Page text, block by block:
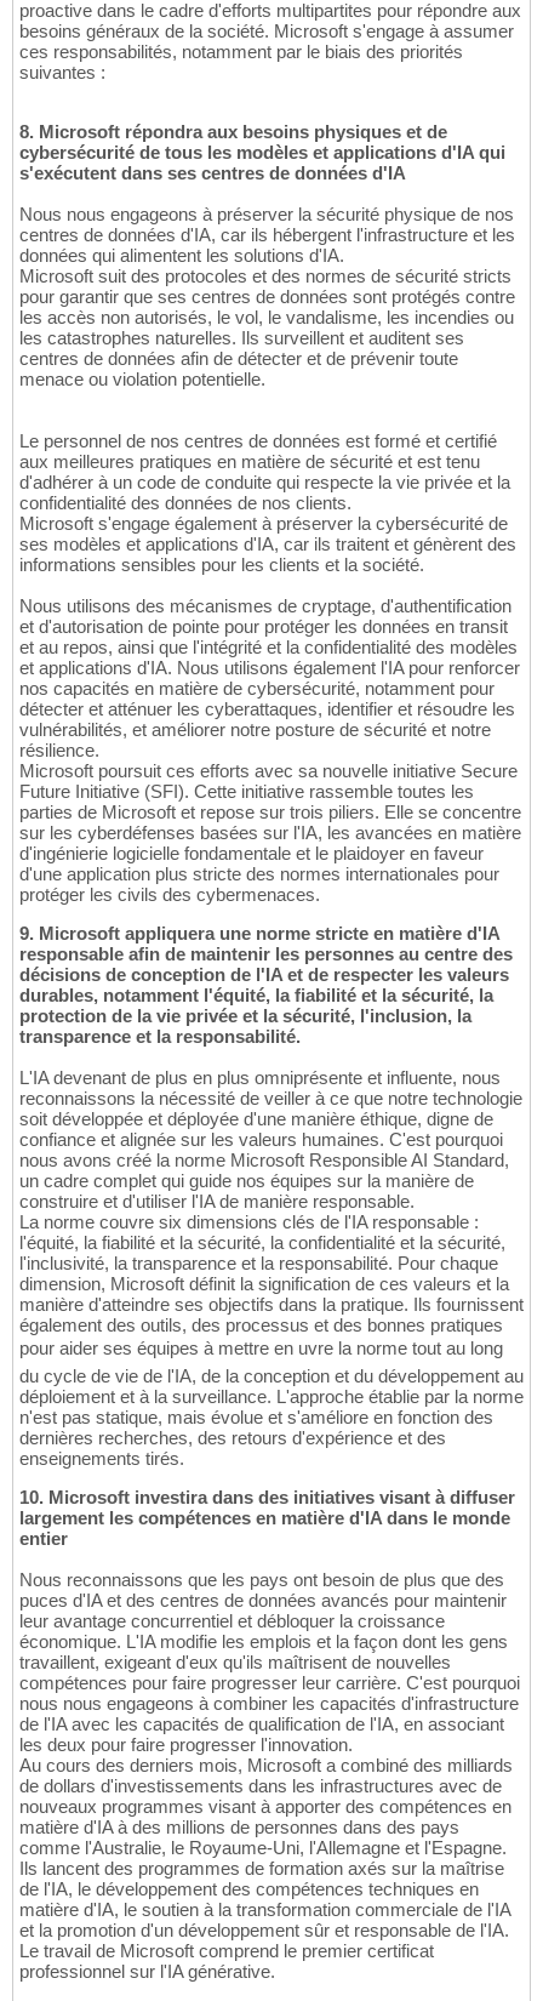
proactive dans le cadre d'efforts multipartites pour répondre aux
besoins généraux de la société. Microsoft s'engage à assumer
ces responsabilités, notamment par le biais des priorités
suivantes :
8. Microsoft répondra aux besoins physiques et de
cybersécurité de tous les modèles et applications d'IA qui
s'exécutent dans ses centres de données d'IA
Nous nous engageons à préserver la sécurité physique de nos
centres de données d'IA, car ils hébergent l'infrastructure et les
données qui alimentent les solutions d'IA.
Microsoft suit des protocoles et des normes de sécurité stricts
pour garantir que ses centres de données sont protégés contre
les accès non autorisés, le vol, le vandalisme, les incendies ou
les catastrophes naturelles. Ils surveillent et auditent ses
centres de données afin de détecter et de prévenir toute
menace ou violation potentielle.
Le personnel de nos centres de données est formé et certifié
aux meilleures pratiques en matière de sécurité et est tenu
d'adhérer à un code de conduite qui respecte la vie privée et la
confidentialité des données de nos clients.
Microsoft s'engage également à préserver la cybersécurité de
ses modèles et applications d'IA, car ils traitent et génèrent des
informations sensibles pour les clients et la société.
Nous utilisons des mécanismes de cryptage, d'authentification
et d'autorisation de pointe pour protéger les données en transit
et au repos, ainsi que l'intégrité et la confidentialité des modèles
et applications d'IA. Nous utilisons également l'IA pour renforcer
nos capacités en matière de cybersécurité, notamment pour
détecter et atténuer les cyberattaques, identifier et résoudre les
vulnérabilités, et améliorer notre posture de sécurité et notre
résilience.
Microsoft poursuit ces efforts avec sa nouvelle initiative Secure
Future Initiative (SFI). Cette initiative rassemble toutes les
parties de Microsoft et repose sur trois piliers. Elle se concentre
sur les cyberdéfenses basées sur l'IA, les avancées en matière
d'ingénierie logicielle fondamentale et le plaidoyer en faveur
d'une application plus stricte des normes internationales pour
protéger les civils des cybermenaces.
9. Microsoft appliquera une norme stricte en matière d'IA
responsable afin de maintenir les personnes au centre des
décisions de conception de l'IA et de respecter les valeurs
durables, notamment l'équité, la fiabilité et la sécurité, la
protection de la vie privée et la sécurité, l'inclusion, la
transparence et la responsabilité.
L'IA devenant de plus en plus omniprésente et influente, nous
reconnaissons la nécessité de veiller à ce que notre technologie
soit développée et déployée d'une manière éthique, digne de
confiance et alignée sur les valeurs humaines. C'est pourquoi
nous avons créé la norme Microsoft Responsible AI Standard,
un cadre complet qui guide nos équipes sur la manière de
construire et d'utiliser l'IA de manière responsable.
La norme couvre six dimensions clés de l'IA responsable :
l'équité, la fiabilité et la sécurité, la confidentialité et la sécurité,
l'inclusivité, la transparence et la responsabilité. Pour chaque
dimension, Microsoft définit la signification de ces valeurs et la
manière d'atteindre ses objectifs dans la pratique. Ils fournissent
également des outils, des processus et des bonnes pratiques
pour aider ses équipes à mettre en uvre la norme tout au long
du cycle de vie de l'IA, de la conception et du développement au
déploiement et à la surveillance. L'approche établie par la norme
n'est pas statique, mais évolue et s'améliore en fonction des
dernières recherches, des retours d'expérience et des
enseignements tirés.
10. Microsoft investira dans des initiatives visant à diffuser
largement les compétences en matière d'IA dans le monde
entier
Nous reconnaissons que les pays ont besoin de plus que des
puces d'IA et des centres de données avancés pour maintenir
leur avantage concurrentiel et débloquer la croissance
économique. L'IA modifie les emplois et la façon dont les gens
travaillent, exigeant d'eux qu'ils maîtrisent de nouvelles
compétences pour faire progresser leur carrière. C'est pourquoi
nous nous engageons à combiner les capacités d'infrastructure
de l'IA avec les capacités de qualification de l'IA, en associant
les deux pour faire progresser l'innovation.
Au cours des derniers mois, Microsoft a combiné des milliards
de dollars d'investissements dans les infrastructures avec de
nouveaux programmes visant à apporter des compétences en
matière d'IA à des millions de personnes dans des pays
comme l'Australie, le Royaume-Uni, l'Allemagne et l'Espagne.
Ils lancent des programmes de formation axés sur la maîtrise
de l'IA, le développement des compétences techniques en
matière d'IA, le soutien à la transformation commerciale de l'IA
et la promotion d'un développement sûr et responsable de l'IA.
Le travail de Microsoft comprend le premier certificat
professionnel sur l'IA générative.